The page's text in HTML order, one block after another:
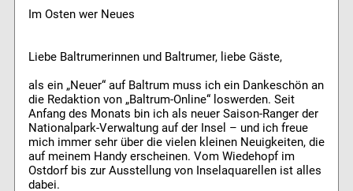
Im Osten wer Neues
Liebe Baltrumerinnen und Baltrumer, liebe Gäste,
als ein „Neuer“ auf Baltrum muss ich ein Dankeschön an
die Redaktion von „Baltrum-Online“ loswerden. Seit
Anfang des Monats bin ich als neuer Saison-Ranger der
Nationalpark-Verwaltung auf der Insel – und ich freue
mich immer sehr über die vielen kleinen Neuigkeiten, die
auf meinem Handy erscheinen. Vom Wiedehopf im
Ostdorf bis zur Ausstellung von Inselaquarellen ist alles
dabei.